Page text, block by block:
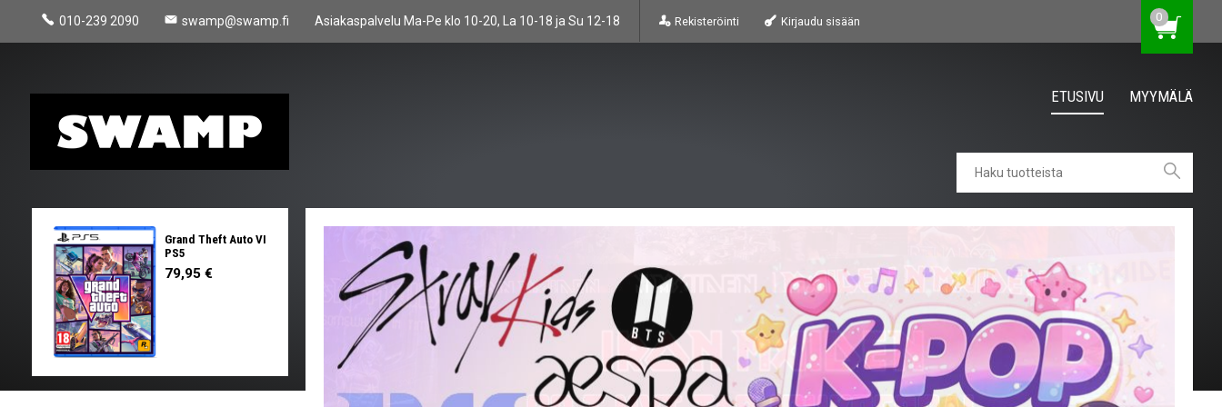
010-239 2090 swamp@swamp.fi Asiakaspalvelu Ma-Pe klo 10-20, La 10-18 ja Su 12-18 Rekisteröinti Kirjaudu sisään 0
ETUSIVU MYYMÄLÄ
Grand Theft Auto VI
PS5
79,95 €